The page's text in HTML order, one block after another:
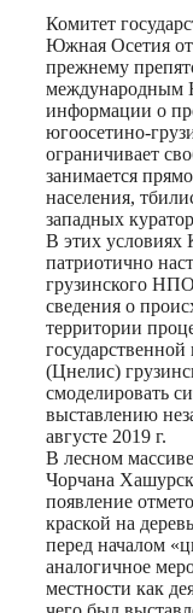
Print
Комитет
Южная Осетия
прежнему
международным
информации о
югоосетино-
ограничивает
занимается
населения,
западных
В этих
патриотично
грузинского
сведения о
территории
(Цнелис)
смоделировать
выставлению
августе 2019 г.
В лесном
Чорчана
появление
краской на
перед началом
аналогичное
местности как